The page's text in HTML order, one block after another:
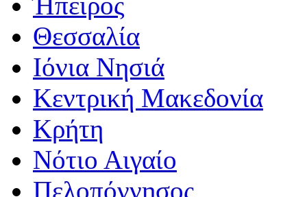
Θεσσαλία
Ιόνια Νησιά
Κεντρική Μακεδονία
Κρήτη
Νότιο Αιγαίο
Πελοπόννησος